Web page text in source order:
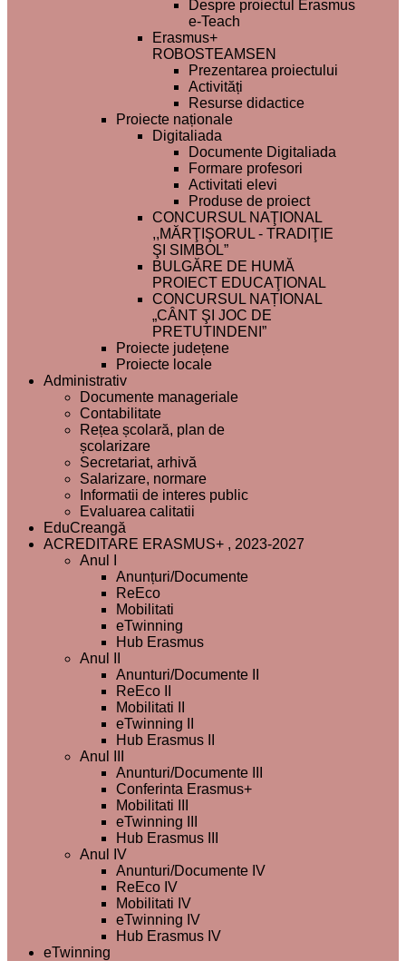
Despre proiectul Erasmus
e-Teach
Erasmus+
ROBOSTEAMSEN
Prezentarea proiectului
Activități
Resurse didactice
Proiecte naționale
Digitaliada
Documente Digitaliada
Formare profesori
Activitati elevi
Produse de proiect
CONCURSUL NAŢIONAL
,,MĂRŢIŞORUL - TRADIŢIE
ŞI SIMBOL”
BULGĂRE DE HUMĂ
PROIECT EDUCAŢIONAL
CONCURSUL NAȚIONAL
„CÂNT ŞI JOC DE
PRETUTINDENI”
Proiecte județene
Proiecte locale
Administrativ
Documente manageriale
Contabilitate
Rețea școlară, plan de
școlarizare
Secretariat, arhivă
Salarizare, normare
Informatii de interes public
Evaluarea calitatii
EduCreangă
ACREDITARE ERASMUS+ , 2023-2027
Anul I
Anunțuri/Documente
ReEco
Mobilitati
eTwinning
Hub Erasmus
Anul II
Anunturi/Documente II
ReEco II
Mobilitati II
eTwinning II
Hub Erasmus II
Anul III
Anunturi/Documente III
Conferinta Erasmus+
Mobilitati III
eTwinning III
Hub Erasmus III
Anul IV
Anunturi/Documente IV
ReEco IV
Mobilitati IV
eTwinning IV
Hub Erasmus IV
eTwinning